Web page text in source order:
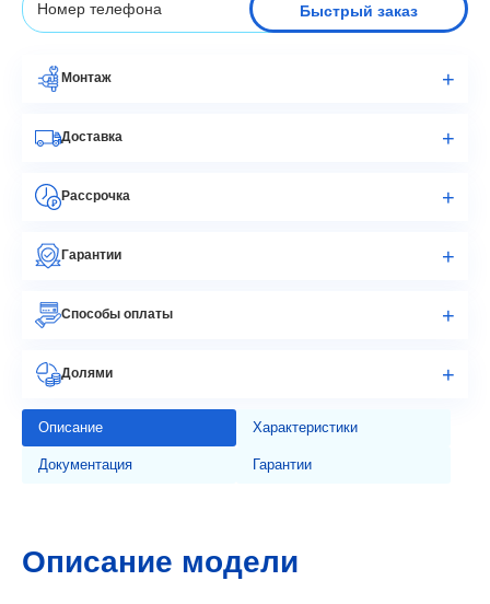
Быстрый заказ
Монтаж
Доставка
Рассрочка
Гарантии
Способы оплаты
Долями
Описание Характеристики
Документация Гарантии
Описание модели